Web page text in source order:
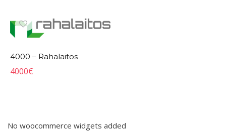
4000 – Rahalaitos
4000€
No woocommerce widgets added